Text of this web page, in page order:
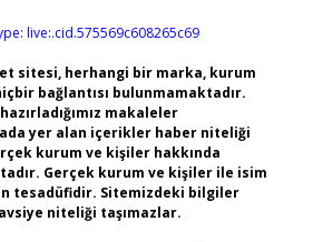
live:.cid.575569c608265c69
sitesi, herhangi bir marka, kurum
bağlantısı bulunmamaktadır.
makaleler
yer alan içerikler haber niteliği
kurum ve kişiler hakkında
Gerçek kurum ve kişiler ile isim
tesadüfidir. Sitemizdeki bilgiler
niteliği taşımazlar.